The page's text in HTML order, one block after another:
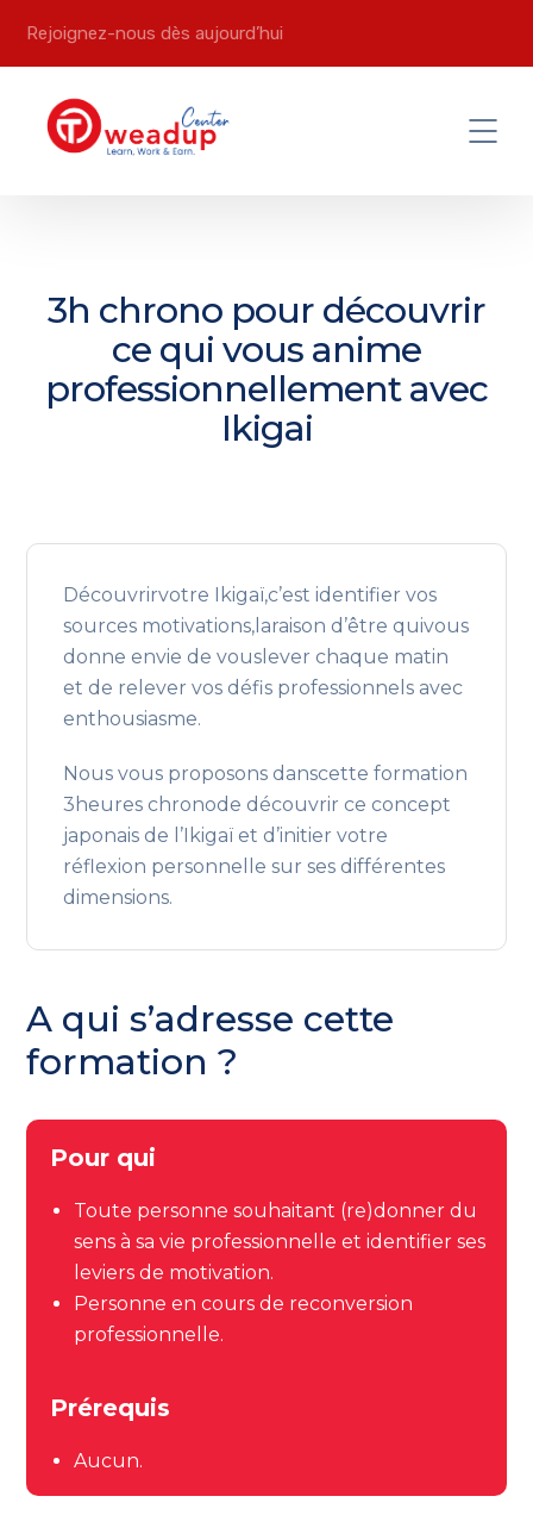
Rejoignez-nous dès aujourd’hui
3h chrono pour découvrir
ce qui vous anime
professionnellement avec
Ikigai
Découvrirvotre Ikigaï,c’est identifier vos
sources motivations,laraison d’être quivous
donne envie de vouslever chaque matin
et de relever vos défis professionnels avec
enthousiasme.
Nous vous proposons danscette formation
3heures chronode découvrir ce concept
japonais de l’Ikigaï et d’initier votre
réflexion personnelle sur ses différentes
dimensions.
A qui s’adresse cette
formation ?
Pour qui
Toute personne souhaitant (re)donner du
sens à sa vie professionnelle et identifier ses
leviers de motivation.
Personne en cours de reconversion
professionnelle.
Prérequis
Aucun.